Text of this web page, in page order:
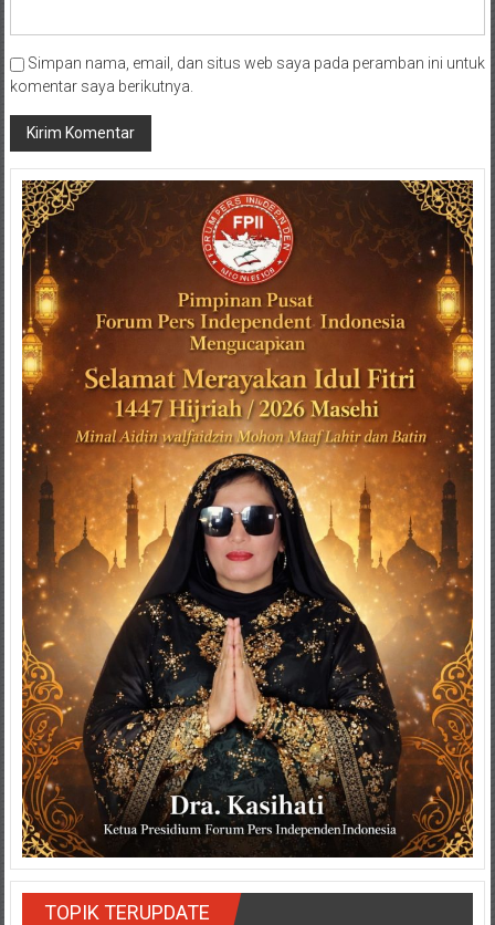
Simpan nama, email, dan situs web saya pada peramban ini untuk
komentar saya berikutnya.
TOPIK TERUPDATE